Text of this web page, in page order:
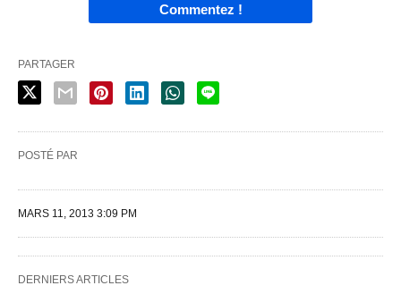
Commentez !
PARTAGER
POSTÉ PAR
MARS 11, 2013 3:09 PM
DERNIERS ARTICLES